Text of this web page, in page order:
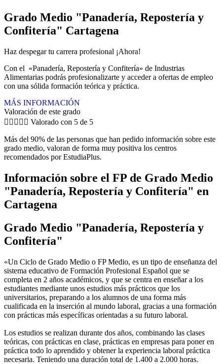
Grado Medio "Panadería, Repostería y
Confitería" Cartagena
Haz despegar tu carrera profesional ¡Ahora!
Con el «Panadería, Repostería y Confitería» de Industrias
Alimentarias podrás profesionalizarte y acceder a ofertas de empleo
con una sólida formación teórica y práctica.
MÁS INFORMACIÓN
Valoración de este grado
     Valorado con 5 de 5
Más del 90% de las personas que han pedido información sobre este
grado medio, valoran de forma muy positiva los centros
recomendados por EstudiaPlus.
Información sobre el FP de Grado Medio
"Panadería, Repostería y Confitería" en
Cartagena
Grado Medio "Panadería, Repostería y
Confitería"
«Un Ciclo de Grado Medio o FP Medio, es un tipo de enseñanza del
sistema educativo de Formación Profesional Español que se
completa en 2 años académicos, y que se centra en enseñar a los
estudiantes mediante unos estudios más prácticos que los
universitarios, preparando a los alumnos de una forma más
cualificada en la inserción al mundo laboral, gracias a una formación
con prácticas más específicas orientadas a su futuro laboral.
Los estudios se realizan durante dos años, combinando las clases
teóricas, con prácticas en clase, prácticas en empresas para poner en
práctica todo lo aprendido y obtener la experiencia laboral práctica
necesaria. Teniendo una duración total de 1.400 a 2.000 horas.